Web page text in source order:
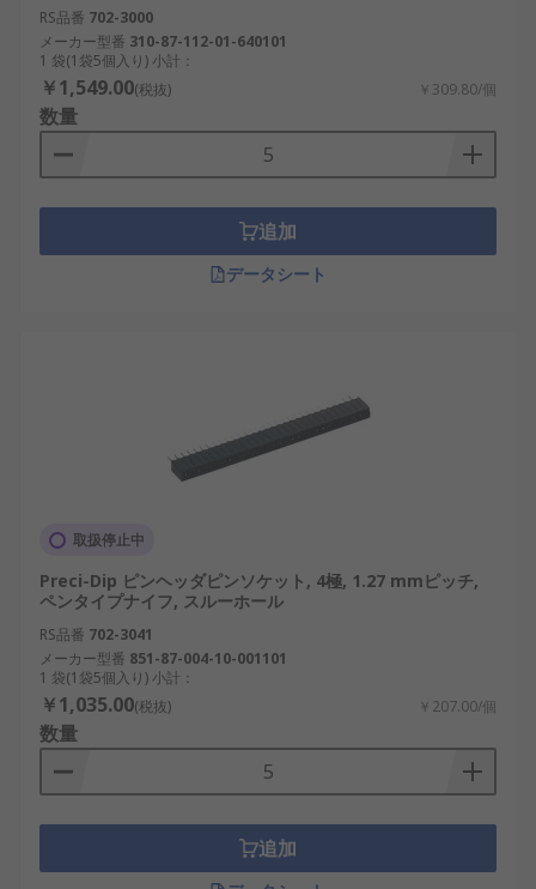
選択肢から最適な製品を選定します。
SILソケットの用途
電子機器設計から産業用制御、教育分野まで幅広く
利用されています。特に日本国内の半導体産業や交
通インフラにおいては重要な役割を果たしていま
す。
産業用制御盤： 制御モジュールの接続やメン
再生可能エネルギー： 太陽光や風力発電の制
御装置で利用。国内エネルギー効率改善に貢
利用。
機器に応用。
SILソケットメーカー
国内外で多くのメーカーがSILソケットを提供して
おり、販売や通販を通じて容易に入手可能です。価
格帯も幅広く、コスパを重視した選定が行われてい
ます。
Preci-Dip： 高品質のソケットを提供するスイ
RS品番 702-3000
メーカー型番 310-87-112-01-640101
1 袋(1袋5個入り) 小計：
￥1,549.00(税抜) ￥309.80/個
数量
追加
データシート
取扱停止中
Preci-Dip ピンヘッダピンソケット, 4極, 1.27 mmピッチ,
ペンタイプナイフ, スルーホール
RS品番 702-3041
メーカー型番 851-87-004-10-001101
1 袋(1袋5個入り) 小計：
￥1,035.00(税抜) ￥207.00/個
数量
追加